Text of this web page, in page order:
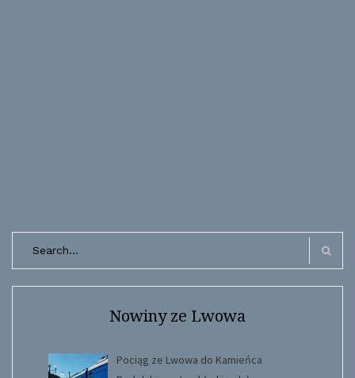
Search
Nowiny ze Lwowa
Pociąg ze Lwowa do Kamieńca